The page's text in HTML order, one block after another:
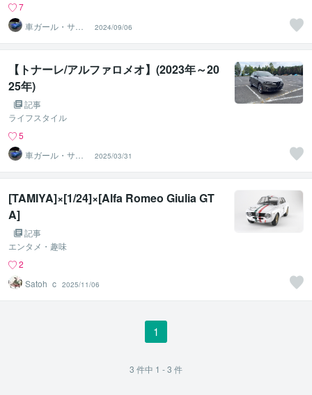
7
車ガール・サツ
キ＠車選び・購
入サポート
2024/09/06
【トナーレ/アルファロメオ】(2023年～20
25年)
記事
ライフスタイル
5
車ガール・サツ
キ＠車選び・購
入サポート
2025/03/31
[TAMIYA]×[1/24]×[Alfa Romeo Giulia GT
A]
記事
エンタメ・趣味
2
Satoh_c 2025/11/06
1
3 件中 1 - 3 件